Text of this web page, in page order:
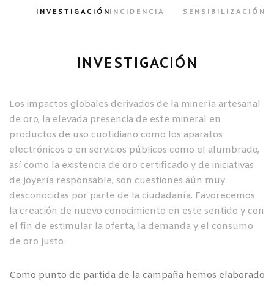
INVESTIGACIÓNINCIDENCIA SENSIBILIZACIÓN
INVESTIGACIÓN
Los impactos globales derivados de la minería artesanal
de oro, la elevada presencia de este mineral en
productos de uso cuotidiano como los aparatos
electrónicos o en servicios públicos como el alumbrado,
así como la existencia de oro certificado y de iniciativas
de joyería responsable, son cuestiones aún muy
desconocidas por parte de la ciudadanía. Favorecemos
la creación de nuevo conocimiento en este sentido y con
el fin de estimular la oferta, la demanda y el consumo
de oro justo.
Como punto de partida de la campaña hemos elaborado